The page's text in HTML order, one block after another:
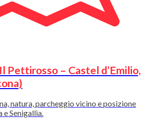
– Castel d’Emilio,
natura, parcheggio vicino e posizione
Senigallia.